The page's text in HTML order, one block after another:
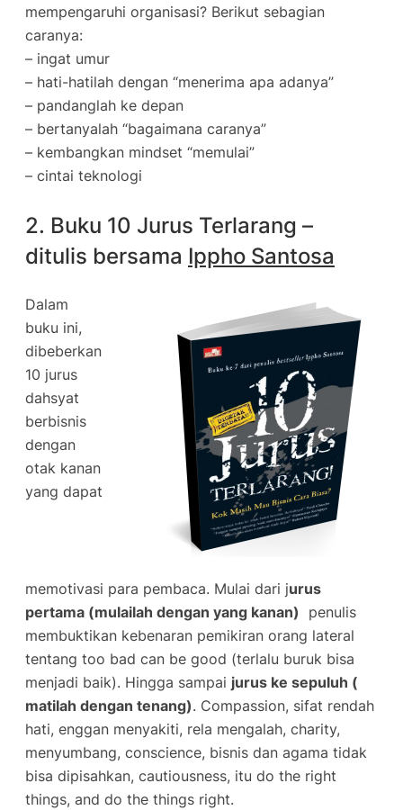
mempengaruhi organisasi? Berikut sebagian
caranya:
– ingat umur
– hati-hatilah dengan “menerima apa adanya”
– pandanglah ke depan
– bertanyalah “bagaimana caranya”
– kembangkan mindset “memulai”
– cintai teknologi
2. Buku 10 Jurus Terlarang –
ditulis bersama Ippho Santosa
Dalam
buku ini,
dibeberkan
10 jurus
dahsyat
berbisnis
dengan
otak kanan
yang dapat
memotivasi para pembaca. Mulai dari jurus
pertama (mulailah dengan yang kanan) penulis
membuktikan kebenaran pemikiran orang lateral
tentang too bad can be good (terlalu buruk bisa
menjadi baik). Hingga sampai jurus ke sepuluh (
matilah dengan tenang). Compassion, sifat rendah
hati, enggan menyakiti, rela mengalah, charity,
menyumbang, conscience, bisnis dan agama tidak
bisa dipisahkan, cautiousness, itu do the right
things, and do the things right.